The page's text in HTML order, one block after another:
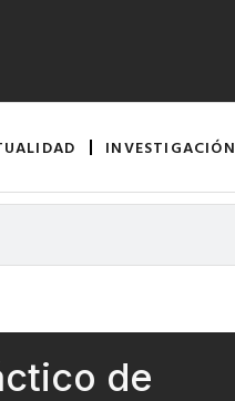
INVESTIGACIÓN
de